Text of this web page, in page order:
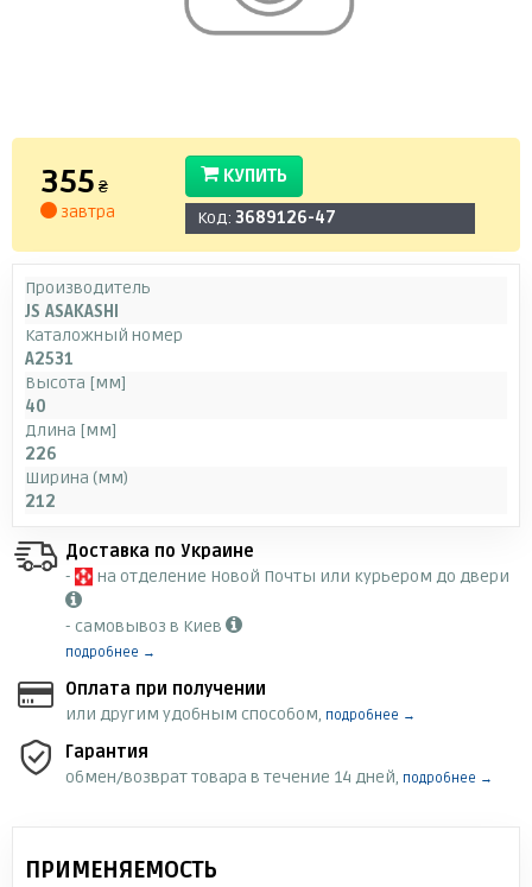
355 ₴
завтра
КУПИТЬ
Код: 3689126-47
Производитель
JS ASAKASHI
Каталожный номер
A2531
Высота [мм]
40
Длина [мм]
226
Ширина (мм)
212
Доставка по Украине
-
на отделение Новой Почты или курьером до двери
- самовывоз в Киев
подробнее →
Оплата при получении
или другим удобным способом, подробнее →
Гарантия
обмен/возврат товара в течение 14 дней, подробнее →
ПРИМЕНЯЕМОСТЬ